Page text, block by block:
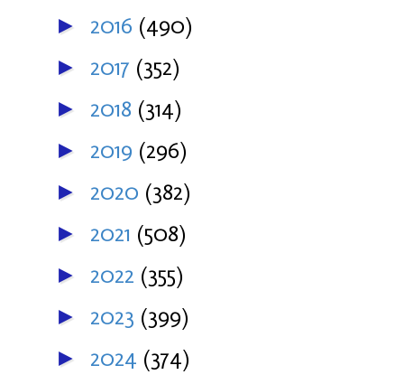
► 2016 (490)
► 2017 (352)
► 2018 (314)
► 2019 (296)
► 2020 (382)
► 2021 (508)
► 2022 (355)
► 2023 (399)
► 2024 (374)